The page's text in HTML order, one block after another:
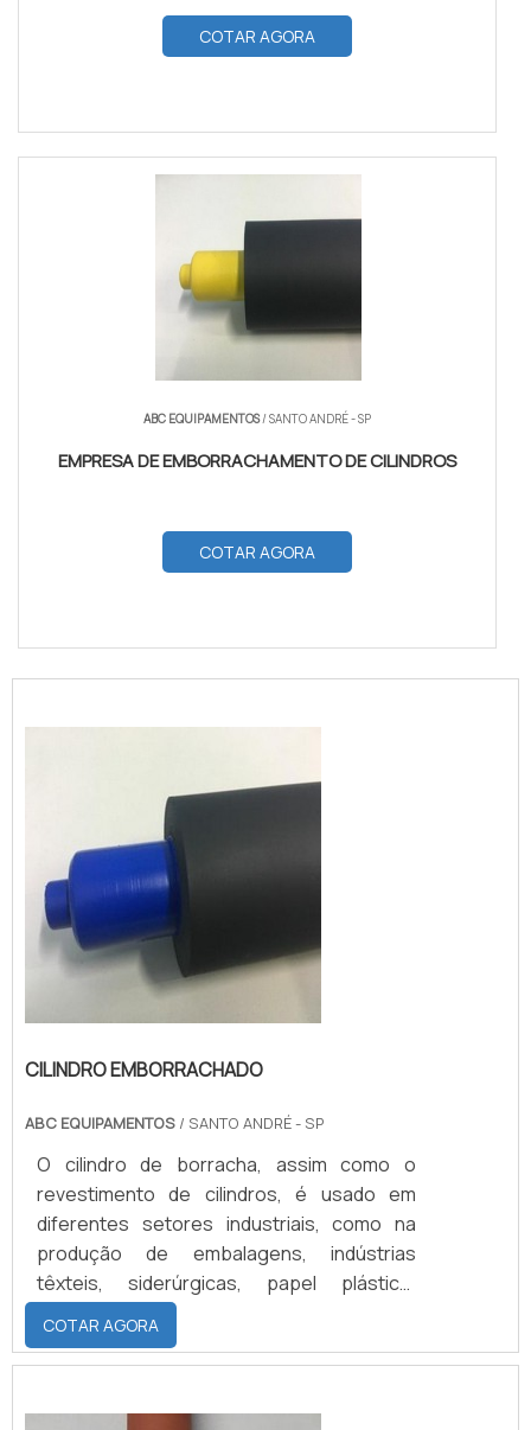
COTAR AGORA
ABC EQUIPAMENTOS/ SANTO ANDRÉ - SP
EMPRESA DE EMBORRACHAMENTO DE CILINDROS
COTAR AGORA
CILINDRO EMBORRACHADO
ABC EQUIPAMENTOS / SANTO ANDRÉ - SP
O cilindro de borracha, assim como o
revestimento de cilindros, é usado em
diferentes setores industriais, como na
produção de embalagens, indústrias
têxteis, siderúrgicas, papel plástico,
móveis, couro, em gráficas, e celulose,
entre outras.Saiba mais informações sobre
o cilindro e os tipos de elastêmeroSua
COTAR AGORA